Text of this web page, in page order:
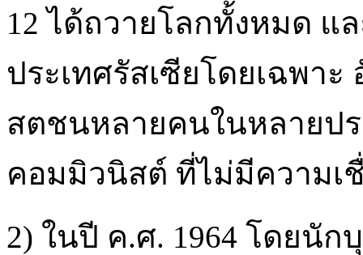
12 ได้ถวายโลกทั้งหมด แ
ประเทศรัสเซียโดยเฉพา
สตชนหลายคนในหลายป
คอมมิวนิสต์ ที่ไม่มีความเ
2) ในปี ค.ศ. 1964 โดยนั